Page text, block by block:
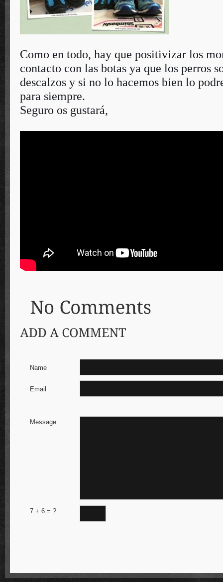
Como en todo, hay que positivizar los
contacto con las botas ya que los perros
descalzos y si no lo hacemos bien lo
para siempre.
Seguro os gustará,
Name
Email
Message
7 + 6 = ?